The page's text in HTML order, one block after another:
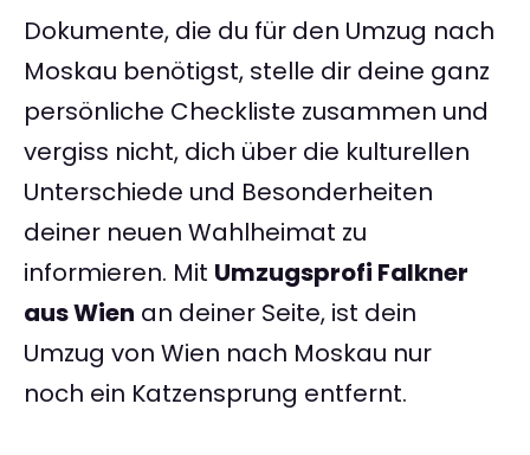
Dokumente, die du für den Umzug nach
Moskau benötigst, stelle dir deine ganz
persönliche Checkliste zusammen und
vergiss nicht, dich über die kulturellen
Unterschiede und Besonderheiten
deiner neuen Wahlheimat zu
informieren. Mit Umzugsprofi Falkner
aus Wien an deiner Seite, ist dein
Umzug von Wien nach Moskau nur
noch ein Katzensprung entfernt.